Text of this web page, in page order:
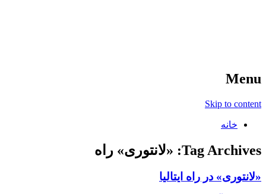
Menu
Skip to content
خانه
Tag Archives: «لانتوری» راه
«لانتوری» در راه ایتالیا